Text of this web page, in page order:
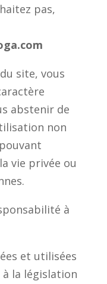
pas,
site, vous
abstenir de
non
vie privée ou
à
et utilisées
la législation